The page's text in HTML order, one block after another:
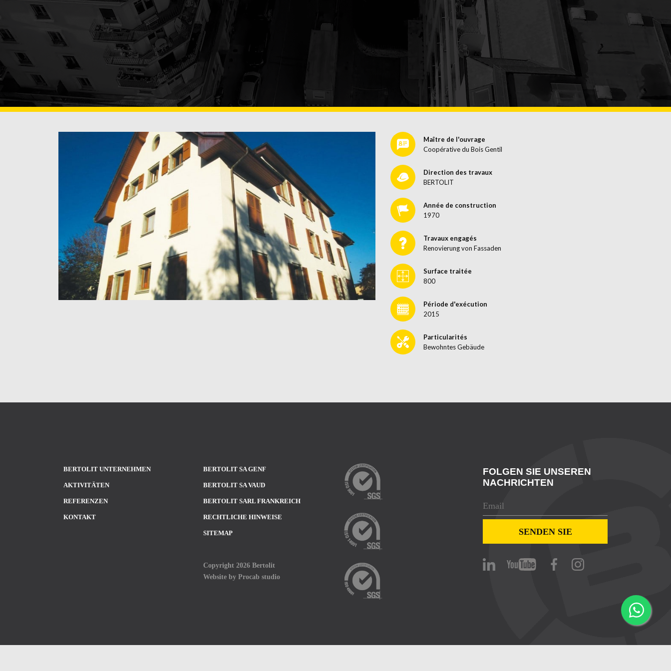
OBERFLÄCHENBEHANDLUNG
OBERFLÄCHENBEHANDLUNG
Maître de l'ouvrage
Coopérative du Bois Gentil
Direction des travaux
BERTOLIT
Année de construction
1970
Travaux engagés
Renovierung von Fassaden
Surface traitée
800
Période d'exécution
2015
Particularités
Bewohntes Gebäude
BERTOLIT UNTERNEHMEN
AKTIVITÄTEN
REFERENZEN
KONTAKT
BERTOLIT SA GENF
BERTOLIT SA VAUD
BERTOLIT SARL FRANKREICH
RECHTLICHE HINWEISE
SITEMAP
Copyright 2026 Bertolit
Website by Procab studio
FOLGEN SIE UNSEREN
NACHRICHTEN